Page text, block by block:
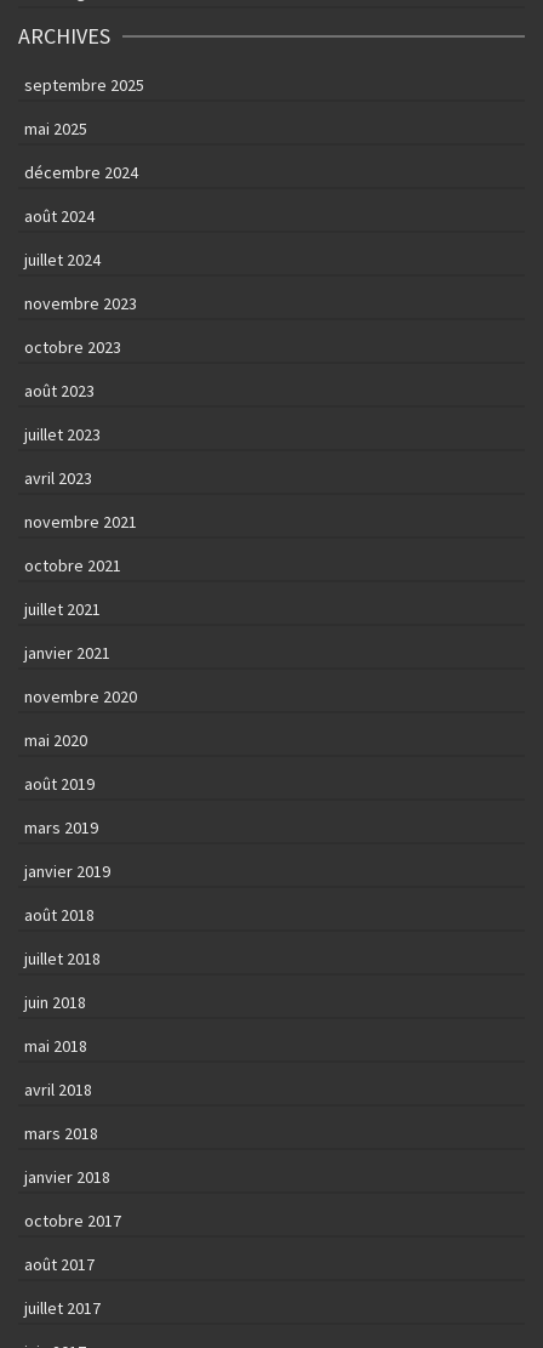
ARCHIVES
septembre 2025
mai 2025
décembre 2024
août 2024
juillet 2024
novembre 2023
octobre 2023
août 2023
juillet 2023
avril 2023
novembre 2021
octobre 2021
juillet 2021
janvier 2021
novembre 2020
mai 2020
août 2019
mars 2019
janvier 2019
août 2018
juillet 2018
juin 2018
mai 2018
avril 2018
mars 2018
janvier 2018
octobre 2017
août 2017
juillet 2017